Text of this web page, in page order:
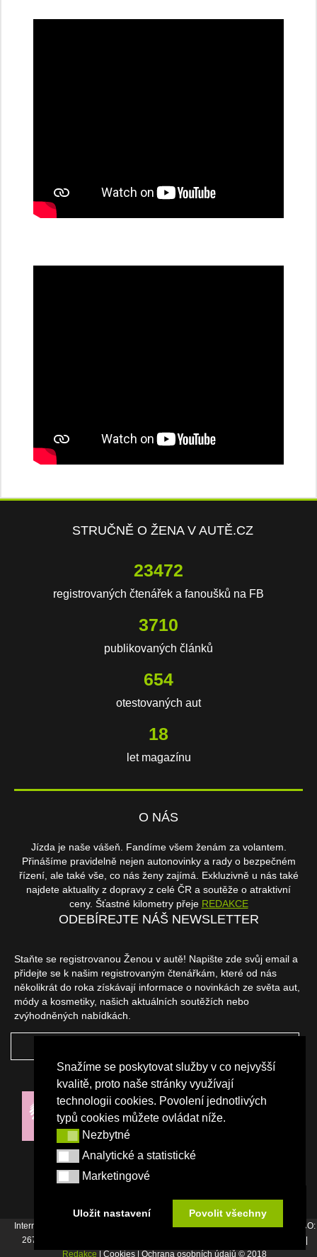
Snažíme se poskytovat služby v co nejvyšší
kvalitě, proto naše stránky využívají
technologii cookies. Povolení jednotlivých
typů cookies můžete ovládat níže.
NezbytnéNezbytné
Analytické a statistické
Analytické a statistické
Marketingové
Marketingové
Uložit nastavení Povolit všechny
STRUČNĚ O ŽENA V AUTĚ.CZ
23472
registrovaných čtenářek a fanoušků na FB
3710
publikovaných článků
654
otestovaných aut
18
let magazínu
O NÁS
Jízda je naše vášeň. Fandíme všem ženám za volantem.
Přinášíme pravidelně nejen autonovinky a rady o bezpečném
řízení, ale také vše, co nás ženy zajímá. Exkluzivně u nás také
najdete aktuality z dopravy z celé ČR a soutěže o atraktivní
ceny. Šťastné kilometry přeje REDAKCE
ODEBÍREJTE NÁŠ NEWSLETTER
Staňte se registrovanou Ženou v autě! Napište zde svůj email a
přidejte se k našim registrovaným čtenářkám, které od nás
několikrát do roka získávají informace o novinkách ze světa aut,
módy a kosmetiky, našich aktuálních soutěžích nebo
zvýhodněných nabídkách.
NAŠI PARTNEŘI
Internetový magazín Žena v autě vydává vydavatelství Srdce Evropy s.r.o., IČO:
26744007, Bořivojova 17, Praha 3, Tel. : +420 222 726 364 |
Redakce | Cookies | Ochrana osobních údajů © 2018